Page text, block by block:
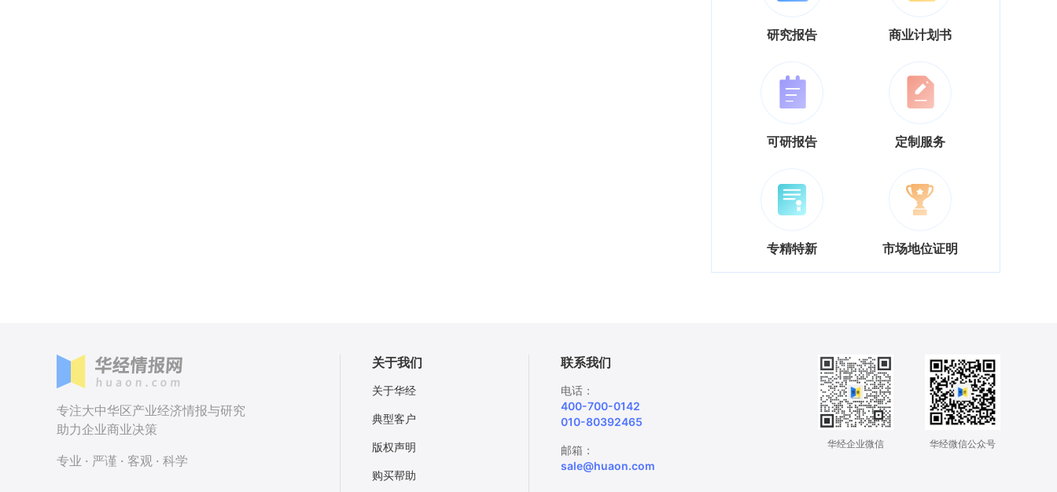
研究报告 商业计划书
可研报告 定制服务
专精特新 市场地位证明
专注大中华区产业经济情报与研究
助力企业商业决策
专业 · 严谨 · 客观 · 科学
关于我们
关于华经
典型客户
版权声明
购买帮助
联系我们
电话：
400-700-0142
010-80392465
邮箱：
sale@huaon.com
华经企业微信 华经微信公众号